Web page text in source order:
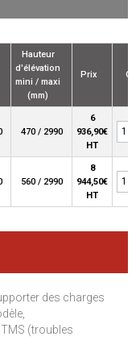
Hauteur
d'élévation
mini / maxi
(mm)
Prix Qté
470 / 2990
6
936,90€
HT
560 / 2990
8
944,50€
HT
des charges
(troubles